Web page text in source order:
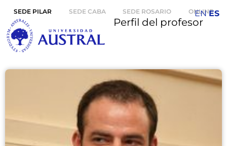
SEDE PILAR SEDE CABA SEDE ROSARIO ONLINE
Perfil del profesor
EN ES